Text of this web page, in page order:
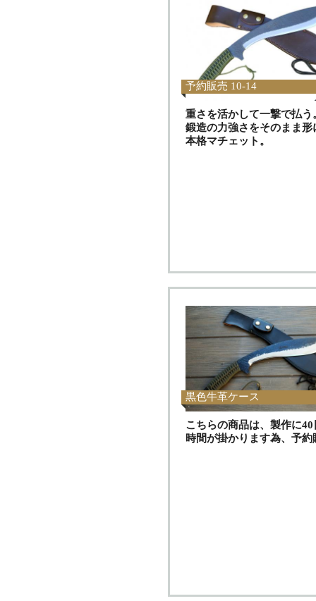
予約販売 10-14
重さを活かして一撃で払う
鍛造の力強さをそのまま形
本格マチェット。
黒色牛革ケース
こちらの商品は、製作に40
時間が掛かります為、予約